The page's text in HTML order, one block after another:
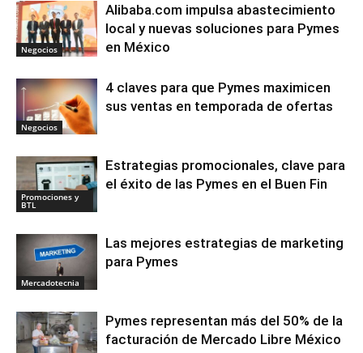
Negocios
Alibaba.com impulsa abastecimiento
local y nuevas soluciones para Pymes
en México
Negocios
4 claves para que Pymes maximicen
sus ventas en temporada de ofertas
Promociones y
BTL
Estrategias promocionales, clave para
el éxito de las Pymes en el Buen Fin
Mercadotecnia
Las mejores estrategias de marketing
para Pymes
Pymes representan más del 50% de la
facturación de Mercado Libre México